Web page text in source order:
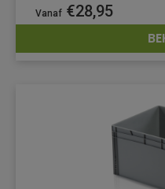
€28,95